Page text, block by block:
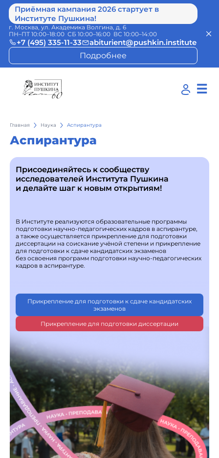
Приёмная кампания 2026 стартует в
Институте Пушкина!
г. Москва, ул. Академика Волгина, д. 6
ПН–ПТ 10:00–18:00 СБ 10:00–16:00 ВС 10:00–14:00
+7 (495) 335-11-33
abiturient@pushkin.institute
Подробнее
☰
Главная Наука Аспирантура
Аспирантура
Присоединяйтесь к сообществу
исследователей Института Пушкина
и делайте шаг к новым открытиям!
В Институте реализуются образовательные программы
подготовки научно-педагогических кадров в аспирантуре,
а также осуществляется прикрепление для подготовки
диссертации на соискание учёной степени и прикрепление
для подготовки к сдаче кандидатских экзаменов
без освоения программ подготовки научно-педагогических
кадров в аспирантуре.
Прикрепление для подготовки к сдаче кандидатских
экзаменов
Прикрепление для подготовки диссертации